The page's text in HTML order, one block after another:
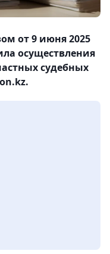
от 9 июня 2025
осуществления
судебных